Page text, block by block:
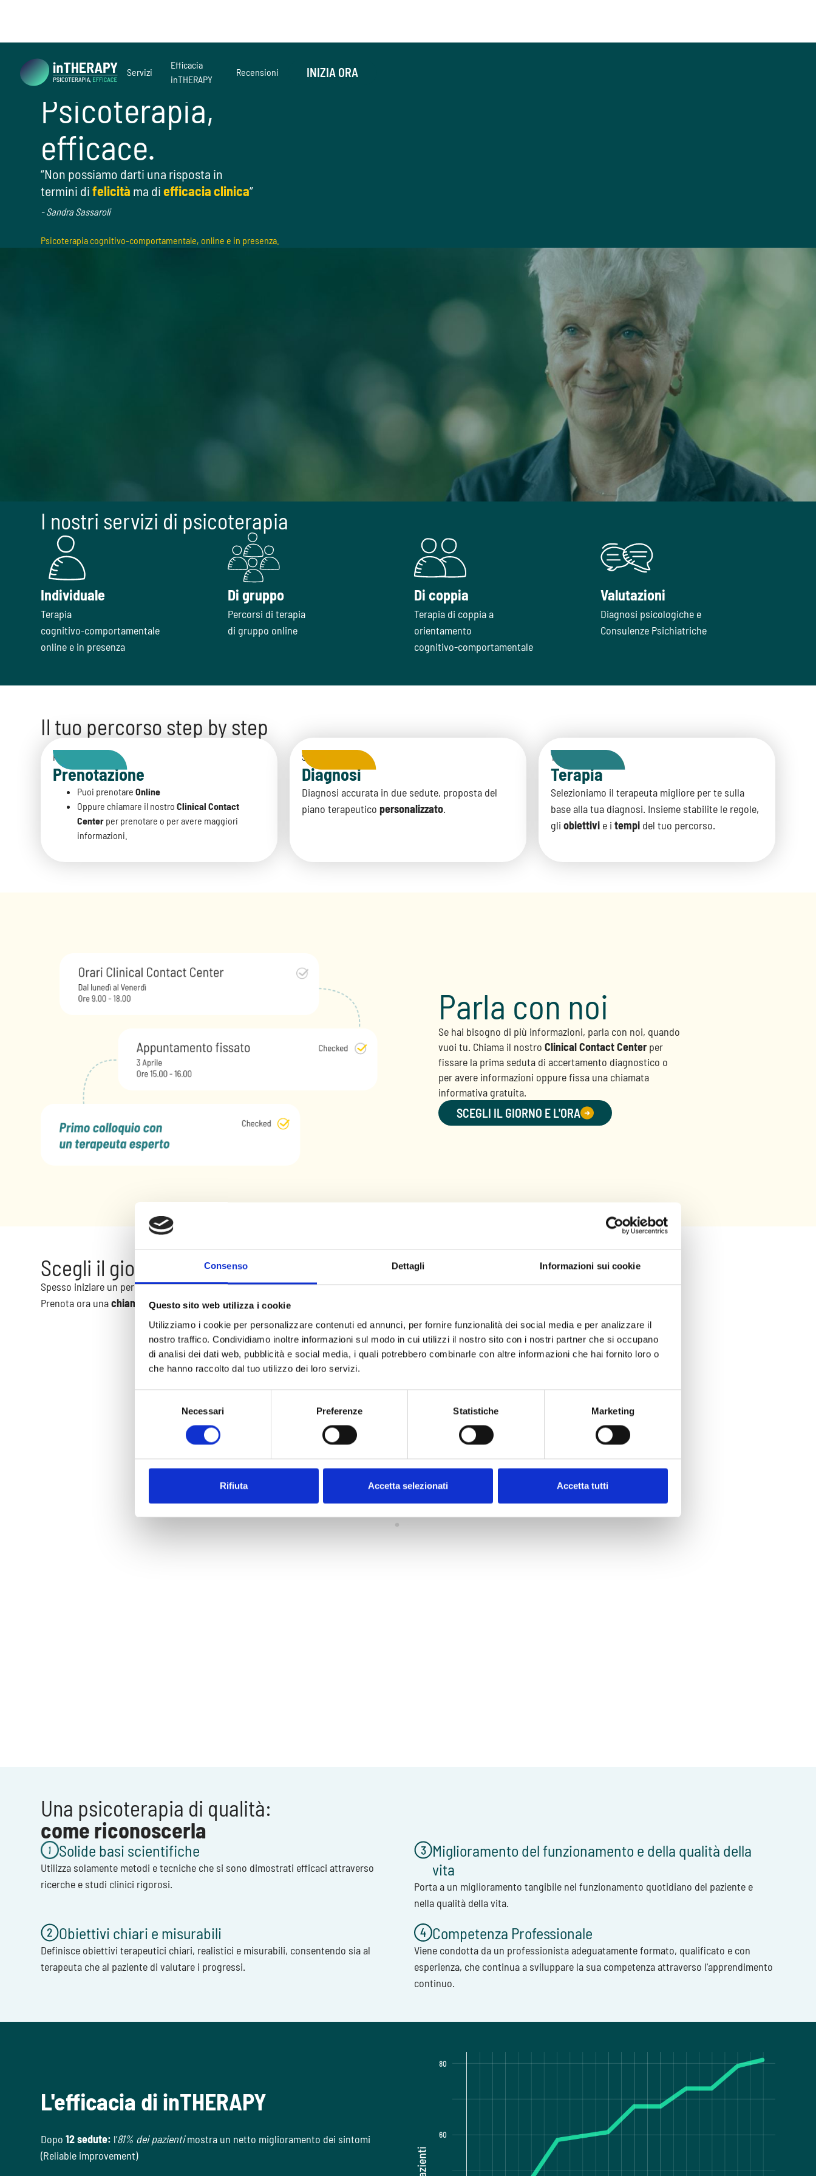
Consenso Dettagli Informazioni sui cookie
Questo sito web utilizza i cookie
Utilizziamo i cookie per personalizzare contenuti ed annunci, per fornire funzionalità dei social media e per analizzare il
nostro traffico. Condividiamo inoltre informazioni sul modo in cui utilizzi il nostro sito con i nostri partner che si occupano
di analisi dei dati web, pubblicità e social media, i quali potrebbero combinarle con altre informazioni che hai fornito loro o
che hanno raccolto dal tuo utilizzo dei loro servizi.
Necessari Preferenze Statistiche Marketing
Rifiuta Accetta selezionati Accetta tutti
Servizi
Efficacia
inTHERAPY
Recensioni INIZIA ORA
Psicoterapia,
efficace.
“Non possiamo darti una risposta in
termini difelicità ma diefficacia clinica”
- Sandra Sassaroli
Psicoterapia cognitivo-comportamentale, online e in presenza.
100%
Terapeuti formati da noi
I nostri servizi di psicoterapia
Individuale
Terapia
cognitivo-comportamentale
online e in presenza
Di gruppo
Percorsi di terapia
di gruppo online
Di coppia
Terapia di coppia a
orientamento
cognitivo-comportamentale
Valutazioni
Diagnosi psicologiche e
Consulenze Psichiatriche
Il tuo percorso step by step
Primo Step
Prenotazione
Puoi prenotareOnline
Oppure chiamare il nostroClinical Contact
Center per prenotare o per avere maggiori
informazioni.
Secondo Step
Diagnosi
Diagnosi accurata in due sedute, proposta del
piano terapeuticopersonalizzato.
Terzo Step
Terapia
Selezioniamo il terapeuta migliore per te sulla
base alla tua diagnosi. Insieme stabilite le regole,
gli obiettivie i tempidel tuo percorso.
Parla con noi
Se hai bisogno di più informazioni, parla con noi, quando
vuoi tu. Chiama il nostro Clinical Contact Center per
fissare la prima seduta di accertamento diagnostico o
per avere informazioni oppure fissa una chiamata
informativa gratuita.
SCEGLI IL GIORNO E L'ORA
Scegli il giorno e l'ora che preferisci
Spesso iniziare un percorso di psicoterapia non è un passo facile da compiere, per questo vogliamo rassicurarti.
Prenota ora unachiamata conoscitiva gratuitae parla con il nostro Clinical Contact Center.
Una psicoterapia di qualità:
come riconoscerla
Solide basi scientifiche
Utilizza solamente metodi e tecniche che si sono dimostrati efficaci attraverso
ricerche e studi clinici rigorosi.
Miglioramento del funzionamento e della qualità della
vita
Porta a un miglioramento tangibile nel funzionamento quotidiano del paziente e
nella qualità della vita.
Obiettivi chiari e misurabili
Definisce obiettivi terapeutici chiari, realistici e misurabili, consentendo sia al
terapeuta che al paziente di valutare i progressi.
Competenza Professionale
Viene condotta da un professionista adeguatamente formato, qualificato e con
esperienza, che continua a sviluppare la sua competenza attraverso l'apprendimento
continuo.
L'efficacia di inTHERAPY
Dopo12 sedute: l’81% dei pazienti mostra un netto miglioramento dei sintomi
(Reliable improvement)